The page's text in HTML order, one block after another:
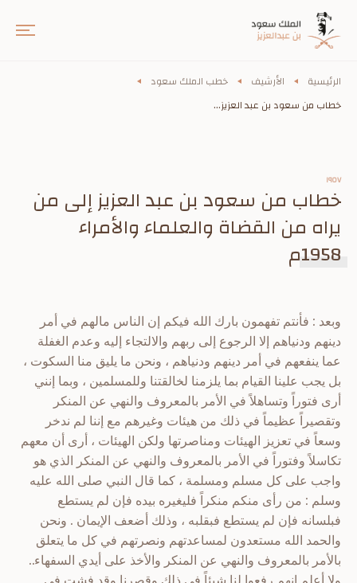
الرئيسية الأرشيف
خطب الملك سعود
خطاب من سعود بن عبد العزيز...
١٩٥٧
خطاب من سعود بن عبد العزيز إلى من
يراه من القضاة والعلماء والأمراء
1958م
وبعد : فأنتم تفهمون بارك الله فيكم إن الناس مالهم في أمر
دينهم ودنياهم إلا الرجوع إلى ربهم والالتجاء إليه وعدم الغفلة
عما ينفعهم في أمر دينهم ودنياهم ، ونحن ما يليق منا السكوت ،
بل يجب علينا القيام بما يلزمنا لخالقتنا وللمسلمين ، وبما إنني
أرى فتوراً وتساهلاً في الأمر بالمعروف والنهي عن المنكر
وتقصيراً عظيماً في ذلك من هيئات وغيرهم مع إننا لم ندخر
وسعاً في تعزيز الهيئات ومناصرتها ولكن الهيئات ، أرى أن معهم
تكاسلاً وفتوراً في الأمر بالمعروف والنهي عن المنكر الذي هو
واجب على كل مسلم ومسلمة ، كما قال النبي صلى الله عليه
وسلم : من رأى منكم منكراً فليغيره بيده فإن لم يستطع
فبلسانه فإن لم يستطع فبقلبه ، وذلك أضعف الإيمان . ونحن
والحمد الله مستعدون لمساعدتهم ونصرتهم في كل ما يتعلق
بالأمر بالمعروف والنهي عن المنكر والأخذ على أيدي السفهاء..
ولا أعلم إنهم رفعوا لنا شيئاً في ذلك وقصرنا وقد فشت في